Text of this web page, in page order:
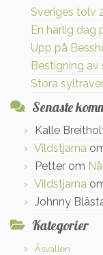
Sveriges tolv
En härlig dag
Upp på
Bestigning
Stora
Senaste
Kalle
Vildstjarna
Petter om
Vildstjarna
Johnny
Kategorier
Åsvallen